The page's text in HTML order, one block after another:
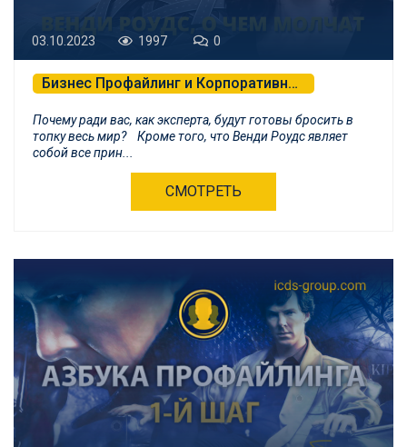
03.10.2023 1997 0
Бизнес Профайлинг и Корпоративная Психология
Почему ради вас, как эксперта, будут готовы бросить в
топку весь мир? Кроме того, что Венди Роудс являет
собой все прин...
СМОТРЕТЬ